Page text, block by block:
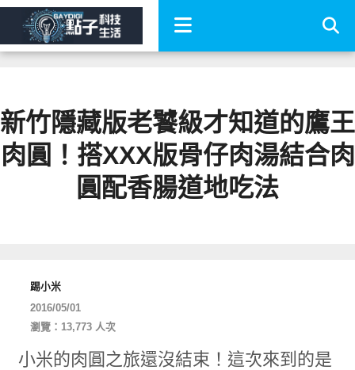
新竹隱藏版老饕級才知道的鷹王
肉圓！搭XXX版骨仔肉湯結合肉
圓配香腸道地吃法
踢小米
2016/05/01
瀏覽：13,773 人次
小米的肉圓之旅還沒結束！這次來到的是